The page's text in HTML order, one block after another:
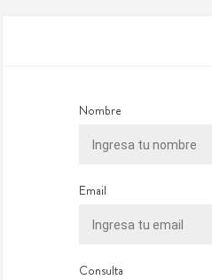
Nombre
Email
Consulta